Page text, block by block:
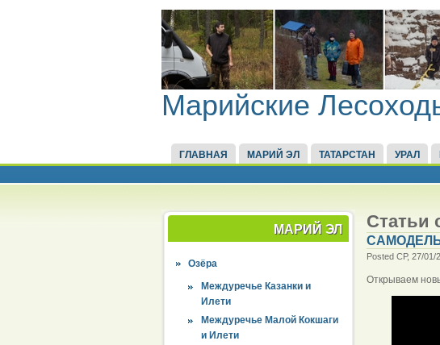
Марийские
ГЛАВНАЯ МАРИЙ ЭЛ ТАТАРСТАН УРАЛ
МАРИЙ ЭЛ
Озёра
Междуречье Казанки и
Илети
Междуречье Малой Кокшаги
и Илети
Статьи
Posted СР, 27/01/
Открываем